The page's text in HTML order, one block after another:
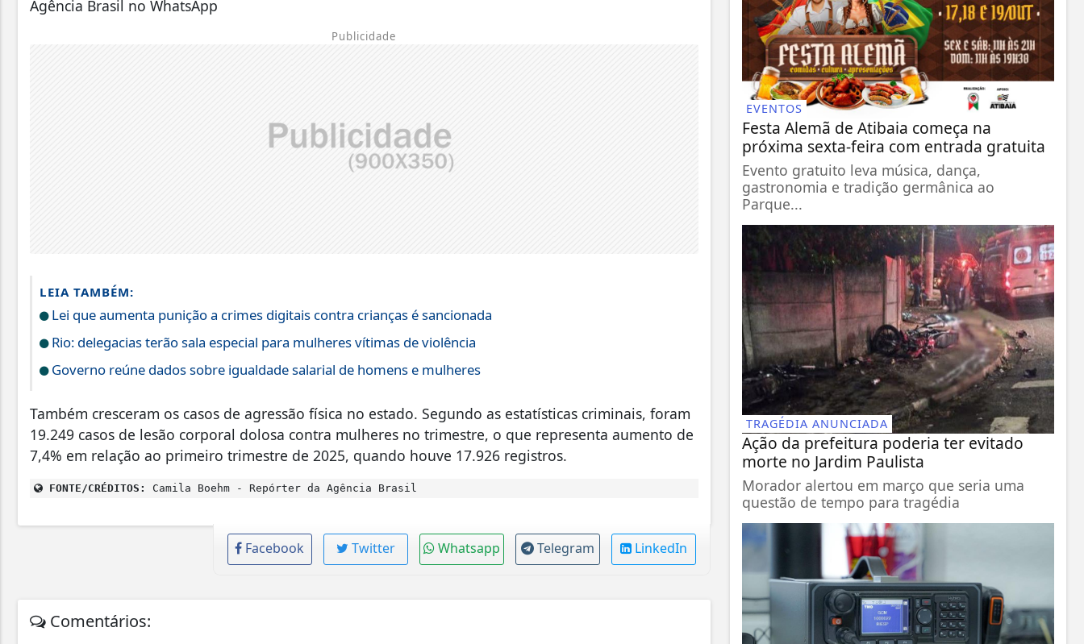
Agência Brasil no WhatsApp
Publicidade
LEIA TAMBÉM:
Lei que aumenta punição a crimes digitais contra crianças é sancionada
Rio: delegacias terão sala especial para mulheres vítimas de violência
Governo reúne dados sobre igualdade salarial de homens e mulheres
Também cresceram os casos de agressão física no estado. Segundo as estatísticas criminais, foram
19.249 casos de lesão corporal dolosa contra mulheres no trimestre, o que representa aumento de
7,4% em relação ao primeiro trimestre de 2025, quando houve 17.926 registros.
FONTE/CRÉDITOS: Camila Boehm - Repórter da Agência Brasil
Facebook Twitter Whatsapp Telegram LinkedIn
Comentários:
EVENTOS
Festa Alemã de Atibaia começa na
próxima sexta-feira com entrada gratuita
Evento gratuito leva música, dança,
gastronomia e tradição germânica ao
Parque...
TRAGÉDIA ANUNCIADA
Ação da prefeitura poderia ter evitado
morte no Jardim Paulista
Morador alertou em março que seria uma
questão de tempo para tragédia